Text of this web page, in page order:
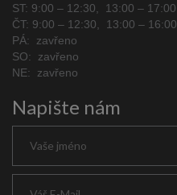
ST: 9:00 – 12:30, 13:00 – 17:00
ČT: 9:00 – 12:30, 13:00 – 16:00
PÁ: zavřeno
SO: zavřeno
NE: zavřeno
Napište nám